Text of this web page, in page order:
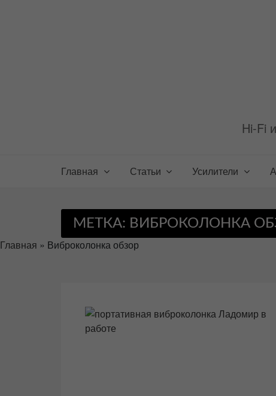
Hi-Fi
Главная Статьи Усилители
МЕТКА: ВИБРОКОЛОНКА
Главная » Виброколонка обзор